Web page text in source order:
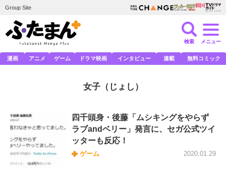
Group Site
検索 メニュー
漫画 アニメ ゲーム ドラマ映画 インタビュー 連載 無料コミック
女子（じょし）
四千頭身・後藤「ムシキングをやらず
ラブandベリー」発言に、セガ公式ツイ
ッターも反応！
ゲーム 2020.01.29